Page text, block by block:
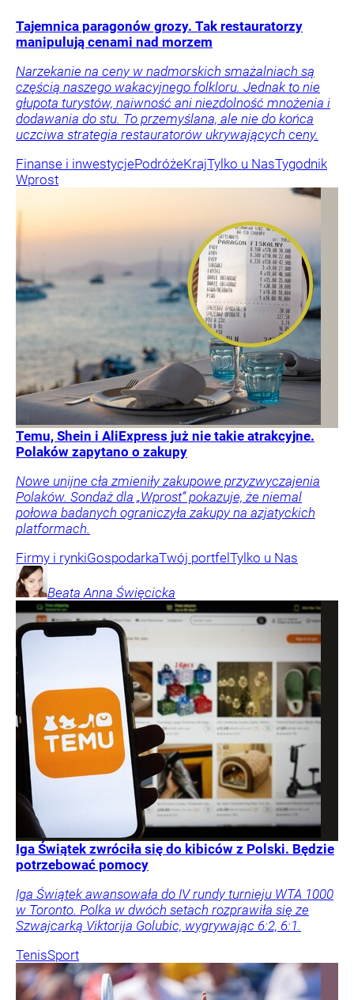
Tajemnica paragonów grozy. Tak restauratorzy
manipulują cenami nad morzem
Narzekanie na ceny w nadmorskich smażalniach są
częścią naszego wakacyjnego folkloru. Jednak to nie
głupota turystów, naiwność ani niezdolność mnożenia i
dodawania do stu. To przemyślana, ale nie do końca
uczciwa strategia restauratorów ukrywających ceny.
Finanse i inwestycjePodróżeKrajTylko u NasTygodnik
Wprost
Temu, Shein i AliExpress już nie takie atrakcyjne.
Polaków zapytano o zakupy
Nowe unijne cła zmieniły zakupowe przyzwyczajenia
Polaków. Sondaż dla „Wprost” pokazuje, że niemal
połowa badanych ograniczyła zakupy na azjatyckich
platformach.
Firmy i rynkiGospodarkaTwój portfelTylko u Nas
Beata Anna Święcicka
Iga Świątek zwróciła się do kibiców z Polski. Będzie
potrzebować pomocy
Iga Świątek awansowała do IV rundy turnieju WTA 1000
w Toronto. Polka w dwóch setach rozprawiła się ze
Szwajcarką Viktorija Golubic, wygrywając 6:2, 6:1.
TenisSport